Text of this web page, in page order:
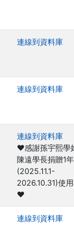
連線到資料庫
連線到資料庫
連線到資料庫
❤️感謝孫宇熙學
陳遠學長捐贈1年
(2025.11.1-
2026.10.31)使
❤️
連線到資料庫